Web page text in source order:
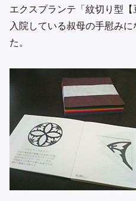
エクスプランテ「紋切り型【
入院している叔母の手慰み
た。